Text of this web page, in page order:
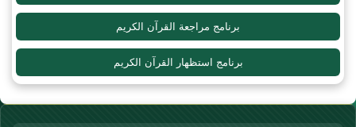
برنامج مراجعة القرآن الكريم
برنامج استظهار القرآن الكريم